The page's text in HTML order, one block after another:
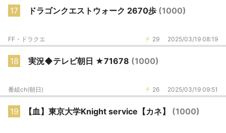
17 ドラゴンクエストウォーク 2670歩 (1000)
29 2025/03/19 08:19
FF・ドラクエ
18 実況◆テレビ朝日 ★71678 (1000)
26 2025/03/19 09:51
番組ch(朝日)
19 【血】東京大学Knight service【カネ】 (1000)